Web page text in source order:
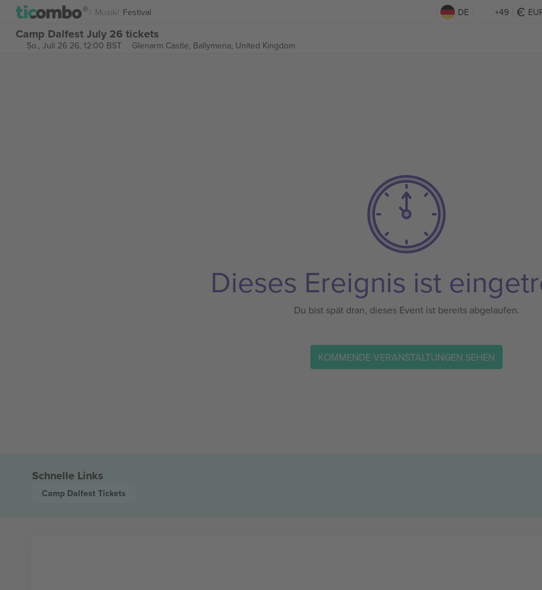
Musik Festival DE +49
Camp Dalfest July 26 tickets
So., Juli 26 26, 12:00 BST Glenarm Castle, Ballymena, United Kingdom
Dieses Ereignis ist
Du bist spät dran, dieses Event ist bereits abgelaufen.
KOMMENDE VERANSTALTUNGEN SEHEN
Schnelle Links
Camp Dalfest Tickets